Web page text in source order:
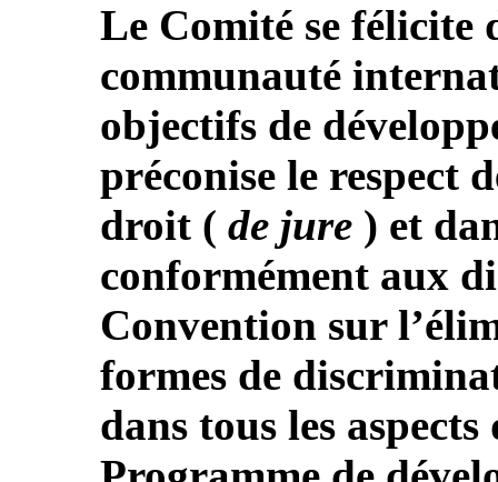
Le Comité se félicite
communauté
objectifs de
préconise le respect
droit ( de jure ) et
conformément aux
Convention sur
formes de
dans tous les